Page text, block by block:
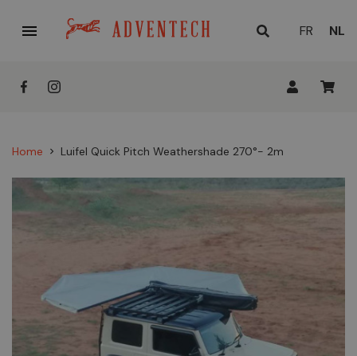
 FR NL
Home chevron_right Luifel Quick Pitch Weathershade 270°- 2m